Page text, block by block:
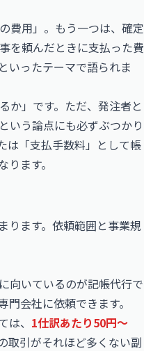
費用」。もう一つは、確定
を頼んだときに支払った費
いったテーマで語られま
か」です。ただ、発注者と
いう論点にも必ずぶつかり
は「支払手数料」として帳
ます。
ります。依頼範囲と事業規
向いているのが記帳代行で
会社に依頼できます。
、 1仕訳あたり50円〜
取引がそれほど多くない副